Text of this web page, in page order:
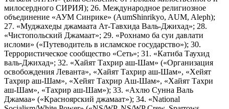
милосердного СИРИЯ); 26. Международное религиозное
объединение «АУМ Синрике» (AumShinrikyo, AUM, Aleph);
27. «Муджахеды джамаата Ат-Тавхида Валь-Джихад»; 28.
«Чистопольский Джамаат»; 29. «Рохнамо ба суи давлати
исломи» («Путеводитель в исламское государство»); 30.
Террористическое сообщество «Сеть»; 31. «Катиба Таухид
валь-Джихад»; 32. «Хайят Тахрир аш-Шам» («Организация
освобождения Леванта», «Хайят Тахрир аш-Шам», «Хейят
Тахрир аш-Шам», «Хейят Тахрир Аш-Шам», «Хайят Тахри
аш-Шам», «Тахрир аш-Шам»); 33. «Ахлю Сунна Валь
Джамаа» («Красноярский джамаат»); 34. «National